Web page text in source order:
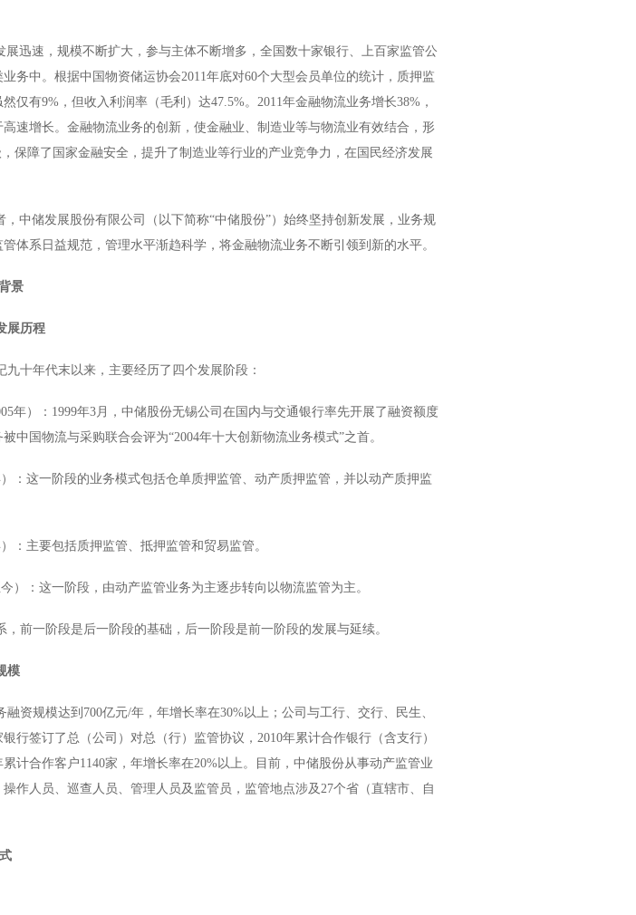
迅速，规模不断扩大，参与主体不断增多，全国数十家银行、上百家监管公
务中。根据中国物资储运协会2011年底对60个大型会员单位的统计，质押监
仅有9%，但收入利润率（毛利）达47.5%。2011年金融物流业务增长38%，
速增长。金融物流业务的创新，使金融业、制造业等与物流业有效结合，形
保障了国家金融安全，提升了制造业等行业的产业竞争力，在国民经济发展
中储发展股份有限公司（以下简称“中储股份”）始终坚持创新发展，业务规
体系日益规范，管理水平渐趋科学，将金融物流业务不断引领到新的水平。
景
展历程
十年代末以来，主要经历了四个发展阶段：
年）：1999年3月，中储股份无锡公司在国内与交通银行率先开展了融资额度
中国物流与采购联合会评为“2004年十大创新物流业务模式”之首。
：这一阶段的业务模式包括仓单质押监管、动产质押监管，并以动产质押监
：主要包括质押监管、抵押监管和贸易监管。
）：这一阶段，由动产监管业务为主逐步转向以物流监管为主。
，前一阶段是后一阶段的基础，后一阶段是前一阶段的发展与延续。
模
资规模达到700亿元/年，年增长率在30%以上；公司与工行、交行、民生、
行签订了总（公司）对总（行）监管协议，2010年累计合作银行（含支行）
计合作客户1140家，年增长率在20%以上。目前，中储股份从事动产监管业
作人员、巡查人员、管理人员及监管员，监管地点涉及27个省（直辖市、自